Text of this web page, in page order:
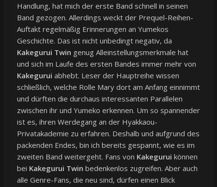
Handlung, hat mich der erste Band schnell in seinen
Band gezogen. Allerdings weckt der Prequel-Reihen-
Auftakt regelmäßig Erinnerungen an Yumekos
Geschichte. Das ist nicht unbedingt negativ, da
Kakegurui Twin genug Alleinstellungsmerkmale hat
und sich im Laufe des ersten Bandes immer mehr von
Kakegurui abhebt. Leser der Hauptreihe wissen
schließlich, welche Rolle Mary dort am Anfang einnimmt
und dürften die durchaus interessanten Parallelen
zwischen ihr und Yumeko erkennen. Um so spannender
ist es, ihren Werdegang an der Hyakkaou-
Privatakademie zu erfahren. Deshalb und aufgrund des
packenden Endes, bin ich bereits gespannt, wie es im
zweiten Band weitergeht. Fans von Kakegurui können
bei Kakegurui Twin bedenkenlos zugreifen. Aber auch
alle Genre-Fans, die neu sind, dürfen einen Blick